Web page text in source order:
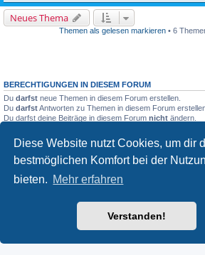
Diese Website nutzt Cookies, um dir
bestmöglichen Komfort bei der
bieten. Mehr erfahren
Verstanden!
Neues Thema
Themen als gelesen markieren • 6
BERECHTIGUNGEN IN DIESEM FORUM
Du darfst neue Themen in diesem Forum erstellen.
Du darfstAntworten zu Themen in diesem Forum
Du darfst deine Beiträge in diesem Forum nicht ändern.
Du darfst
keine Dateianhänge in diesem Forum erstellen.
Foren-Übersicht
Powered byphpBB